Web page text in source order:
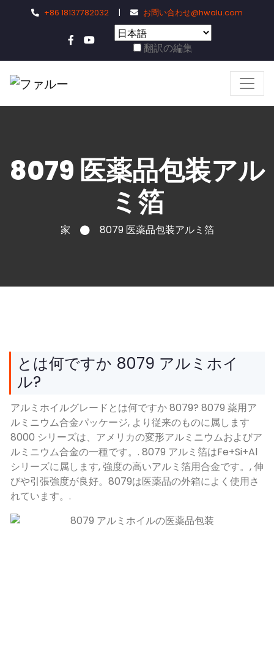
+86 18137782032 | お問い合わせ@hwalu.com
翻訳の編集
8079 医薬品包装アル
ミ箔
家 8079 医薬品包装アルミ箔
とは何ですか 8079 アルミホイ
ル?
アルミホイルグレードとは何ですか 8079? 8079 薬用ア
ルミニウム合金パッケージ, より従来のものに属します
8000 シリーズは、アメリカの変形アルミニウムおよびア
ルミニウム合金の一種です。. 8079 アルミ箔はFe+Si+Al
シリーズに属します, 強度の高いアルミ箔用合金です。, 伸
びや引張強度が良好。8079は医薬品の外箱によく使用さ
れています。.